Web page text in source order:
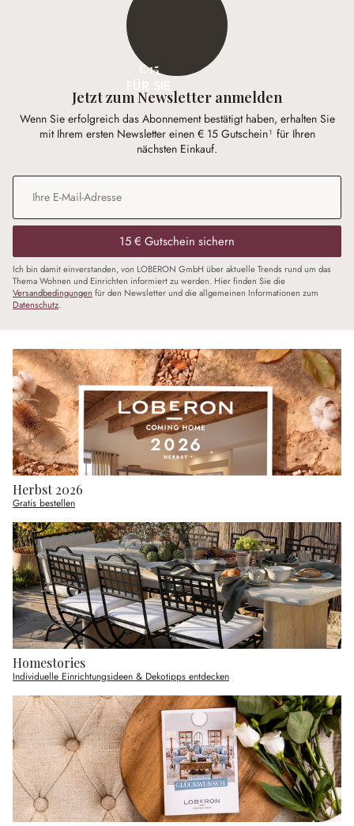
€ 15
Jetzt zum Newsletter anmelden
Wenn Sie erfolgreich das Abonnement bestätigt haben, erhalten Sie
mit Ihrem ersten Newsletter einen € 15 Gutschein¹ für Ihren
nächsten Einkauf.
E-Mail-Adresse*
15 € Gutschein sichern
Ich bin damit einverstanden, von LOBERON GmbH über aktuelle Trends rund um das
Thema Wohnen und Einrichten informiert zu werden. Hier finden Sie die
Versandbedingungen für den Newsletter und die allgemeinen Informationen zum
Datenschutz.
Herbst 2026
Gratis bestellen
Homestories
Individuelle Einrichtungsideen & Dekotipps entdecken